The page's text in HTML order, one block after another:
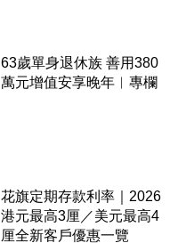
63歲單身退休族 善用380
萬元增值安享晚年︳專欄
花旗定期存款利率｜2026
港元最高3厘／美元最高4
厘全新客戶優惠一覽